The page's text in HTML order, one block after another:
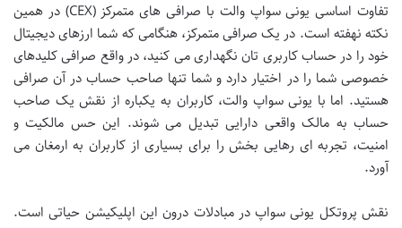
تفاوت اساسی یونی سواپ والت با صرافی های متمرکز (CEX) در همین
نکته نهفته است. در یک صرافی متمرکز، هنگامی که شما ارزهای دیجیتال
خود را در حساب کاربری تان نگهداری می کنید، در واقع صرافی کلیدهای
خصوصی شما را در اختیار دارد و شما تنها صاحب حساب در آن صرافی
هستید. اما با یونی سواپ والت، کاربران به یکباره از نقش یک صاحب
حساب به مالک واقعی دارایی تبدیل می شوند. این حس مالکیت و
امنیت، تجربه ای رهایی بخش را برای بسیاری از کاربران به ارمغان می
آورد.
نقش پروتکل یونی سواپ در مبادلات درون این اپلیکیشن حیاتی است.